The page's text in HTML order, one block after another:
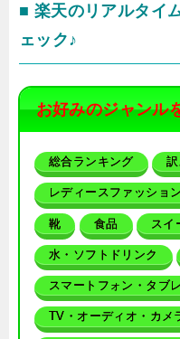
■ 楽天のリアルタイ
ェック♪
お好みのジャンル
総合ランキング 訳
レディースファッション
靴 食品 スイ
水・ソフトドリンク
スマートフォン・タブ
TV・オーディオ・カメ